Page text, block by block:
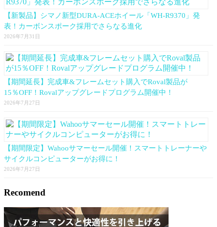
【新製品】シマノ新型DURA-ACEホイール「WH-R9370」発
表！カーボンスポーク採用でさらなる進化
2026年7月31日
【期間延長】完成車&フレームセット購入でRoval製品が
15％OFF！Rovalアップグレードプログラム開催中！
2026年7月27日
【期間限定】Wahooサマーセール開催！スマートトレーナーや
サイクルコンピューターがお得に！
2026年7月27日
Recomend